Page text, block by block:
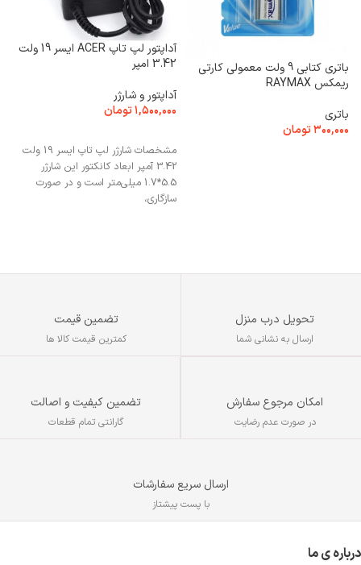
باتری کتابی 9 ولت معمولی کارتی
ریمکس RAYMAX
باتری
۳۰۰,۰۰۰تومان
آداپتور لپ تاپ ACER ایسر 19 ولت
3.42 امپر
آداپتور و شارژر
۱,۵۰۰,۰۰۰تومان
مشخصات شارژر لپ تاپ ایسر 19 ولت
3.42 آمپر ابعاد کانکتور این شارژر
5.5*1.7 میلی‌متر است و در صورت
سازگاری،
تحویل درب منزل
ارسال به نشانی شما
تضمین قیمت
کمترین قیمت کالا ها
امکان مرجوع سفارش
در صورت عدم رضایت
تضمین کیفیت و اصالت
گارانتی تمام قطعات
ارسال سریع سفارشات
با پست پیشتاز
درباره ی ما